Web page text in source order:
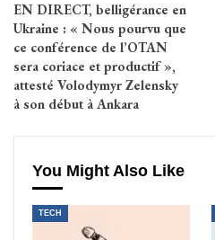
EN DIRECT, belligérance en
Ukraine : « Nous pourvu que
ce conférence de l’OTAN
sera coriace et productif »,
attesté Volodymyr Zelensky
à son début à Ankara
You Might Also Like
TECH